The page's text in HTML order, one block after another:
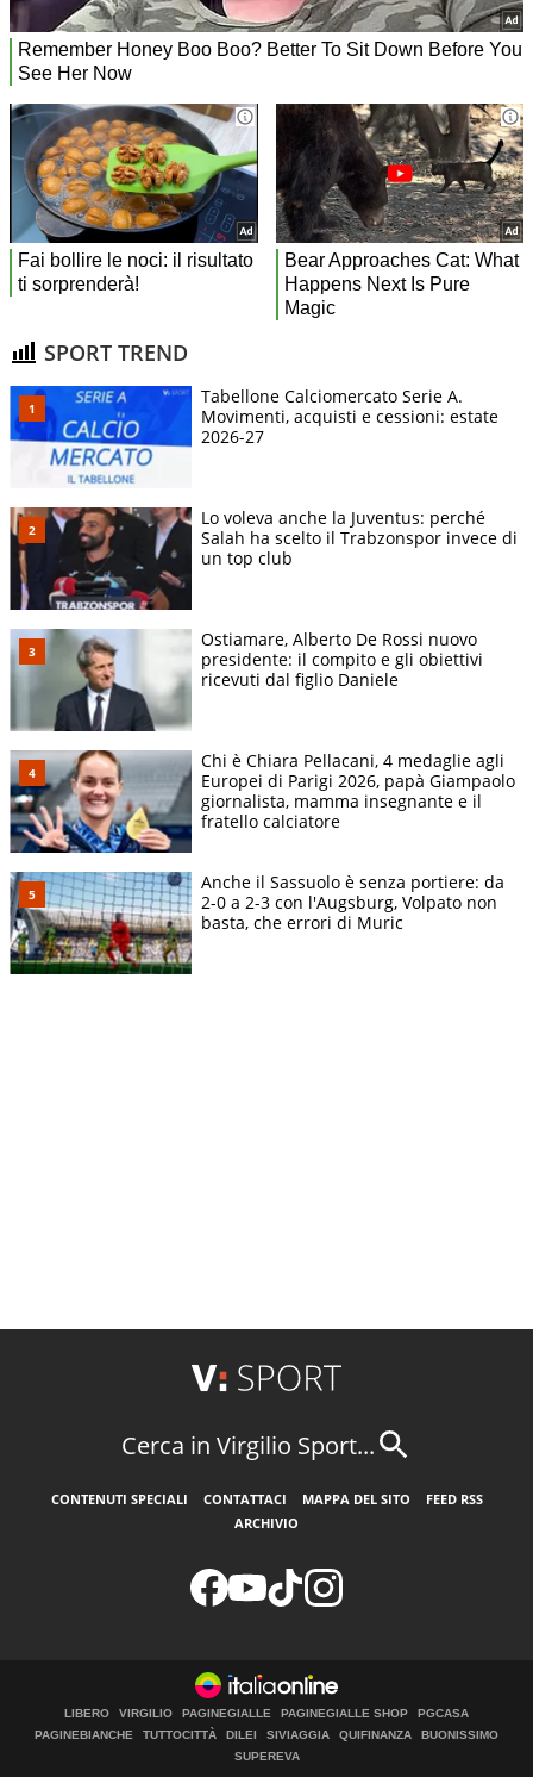
SPORT TREND
Tabellone Calciomercato Serie A.
Movimenti, acquisti e cessioni: estate
2026-27
Lo voleva anche la Juventus: perché
Salah ha scelto il Trabzonspor invece di
un top club
Ostiamare, Alberto De Rossi nuovo
presidente: il compito e gli obiettivi
ricevuti dal figlio Daniele
Chi è Chiara Pellacani, 4 medaglie agli
Europei di Parigi 2026, papà Giampaolo
giornalista, mamma insegnante e il
fratello calciatore
Anche il Sassuolo è senza portiere: da
2-0 a 2-3 con l'Augsburg, Volpato non
basta, che errori di Muric
Cerca in Virgilio Sport...
CONTENUTI SPECIALI CONTATTACI MAPPA DEL SITO
FEED RSS
ARCHIVIO
LIBERO VIRGILIO PAGINEGIALLE PAGINEGIALLE SHOP
PGCASA
PAGINEBIANCHE
TUTTOCITTÀ DILEI SIVIAGGIA QUIFINANZA
BUONISSIMO
SUPEREVA